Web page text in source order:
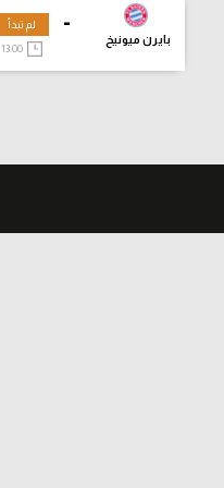
-
بايرن ميونيخ
لم تبدأ